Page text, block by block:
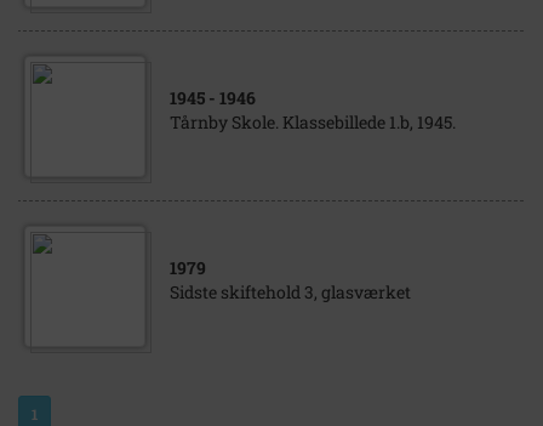
1945 - 1946
Tårnby Skole. Klassebillede 1.b, 1945.
1979
Sidste skiftehold 3, glasværket
1